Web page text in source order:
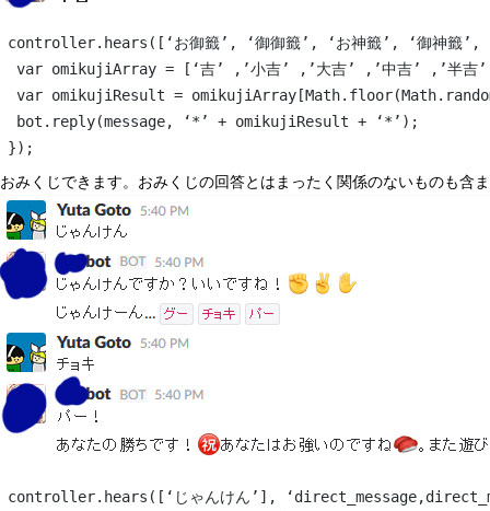
controller.hears([‘お御籤’, ‘御御籤’, ‘お神籤’, ‘御神籤
var omikujiResult =
bot.reply(message, ‘*’ + omikujiResult + ‘*’);
});
おみくじできます。おみくじの回答とはまったく関係のないものも含
controller.hears([‘じゃんけん’],